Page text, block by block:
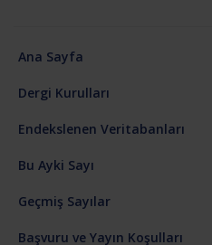
Ana Sayfa
Dergi Kurulları
Endekslenen Veritabanları
Bu Ayki Sayı
Geçmiş Sayılar
Başvuru ve Yayın Koşulları